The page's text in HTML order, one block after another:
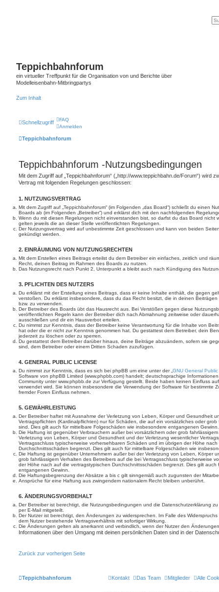
Teppichbahnforum
ein virtueller Treffpunkt für die Organisation von und Berichte über
Modelleisenbahn-Mitbringpartys
Zum Inhalt
Schnellzugriff
FAQ
Anmelden
Teppichbahnforum
Teppichbahnforum -Nutzungsbedingungen
Mit dem Zugriff auf „Teppichbahnforum“ („http://www.teppichbahn.de/Forum“) wird
Vertrag mit folgenden Regelungen geschlossen:
1. NUTZUNGSVERTRAG
Mit dem Zugriff auf „Teppichbahnforum“ (im Folgenden „das Board“) schließt du einen
Boards ab (im Folgenden „Betreiber“) und erklärst dich mit den nachfolgenden
Wenn du mit diesen Regelungen nicht einverstanden bist, so darfst du das Board nicht
gelten jeweils die an dieser Stelle veröffentlichten Regelungen.
Der Nutzungsvertrag wird auf unbestimmte Zeit geschlossen und kann von beiden
gekündigt werden.
2. EINRÄUMUNG VON NUTZUNGSRECHTEN
Mit dem Erstellen eines Beitrags erteilst du dem Betreiber ein einfaches, zeitlich und
Recht, deinen Beitrag im Rahmen des Boards zu nutzen.
Das Nutzungsrecht nach Punkt 2, Unterpunkt a bleibt auch nach Kündigung des
3. PFLICHTEN DES NUTZERS
Du erklärst mit der Erstellung eines Beitrags, dass er keine Inhalte enthält, die gegen
verstoßen. Du erklärst insbesondere, dass du das Recht besitzt, die in deinen
bzw. zu verwenden.
Der Betreiber des Boards übt das Hausrecht aus. Bei Verstößen gegen diese
veröffentlichten Regeln kann der Betreiber dich nach Abmahnung zeitweise oder
ausschließen und dir ein Hausverbot erteilen.
Du nimmst zur Kenntnis, dass der Betreiber keine Verantwortung für die Inhalte von
hat oder die er nicht zur Kenntnis genommen hat. Du gestattest dem Betreiber, dein
jederzeit zu löschen oder zu sperren.
Du gestattest dem Betreiber darüber hinaus, deine Beiträge abzuändern, sofern sie
sind, dem Betreiber oder einem Dritten Schaden zuzufügen.
4. GENERAL PUBLIC LICENSE
Du nimmst zur Kenntnis, dass es sich bei phpBB um eine unter der „ GNU General
Software von phpBB Limited (www.phpbb.com) handelt; deutschsprachige
Community unter www.phpbb.de zur Verfügung gestellt. Beide haben keinen Einfluss
verwendet wird. Sie können insbesondere die Verwendung der Software für bestimmte
fremder Foren Einfluss nehmen.
5. GEWÄHRLEISTUNG
Der Betreiber haftet mit Ausnahme der Verletzung von Leben, Körper und Gesundheit
Vertragspflichten (Kardinalpflichten) nur für Schäden, die auf ein vorsätzliches oder
sind. Dies gilt auch für mittelbare Folgeschäden wie insbesondere entgangenen Gewinn.
Die Haftung ist gegenüber Verbrauchern außer bei vorsätzlichem oder grob
Verletzung von Leben, Körper und Gesundheit und der Verletzung wesentlicher
Vertragsschluss typischerweise vorhersehbaren Schäden und im übrigen der Höhe
Durchschnittsschäden begrenzt. Dies gilt auch für mittelbare Folgeschäden wie
Die Haftung ist gegenüber Unternehmern außer bei der Verletzung von Leben, Körper
grob fahrlässigem Verhalten des Betreibers auf die bei Vertragsschluss typischerweise
der Höhe nach auf die vertragstypischen Durchschnittsschäden begrenzt. Dies gilt
entgangenen Gewinn.
Die Haftungsbegrenzung der Absätze a bis c gilt sinngemäß auch zugunsten der
Ansprüche für eine Haftung aus zwingendem nationalem Recht bleiben unberührt.
6. ÄNDERUNGSVORBEHALT
Der Betreiber ist berechtigt, die Nutzungsbedingungen und die Datenschutzerklärung
per E-Mail mitgeteilt.
Der Nutzer ist berechtigt, den Änderungen zu widersprechen. Im Falle des
dem Nutzer bestehende Vertragsverhältnis mit sofortiger Wirkung.
Die Änderungen gelten als anerkannt und verbindlich, wenn der Nutzer den
Informationen über den Umgang mit deinen persönlichen Daten sind in der
Zurück zur vorherigen Seite
Teppichbahnforum Alle
Mitglieder
Das Team
Kontakt